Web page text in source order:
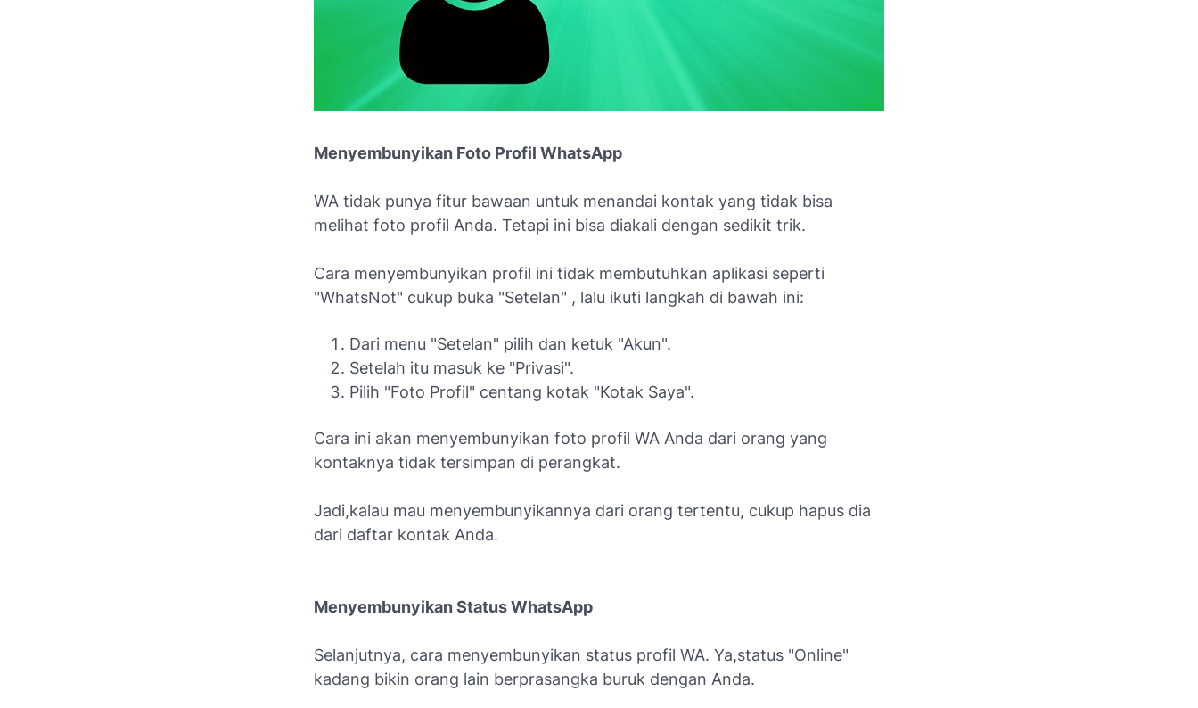
Menyembunyikan Foto Profil WhatsApp
WA tidak punya fitur bawaan untuk menandai kontak yang tidak bisa
melihat foto profil Anda. Tetapi ini bisa diakali dengan sedikit trik.
Cara menyembunyikan profil ini tidak membutuhkan aplikasi seperti
"WhatsNot" cukup buka "Setelan" , lalu ikuti langkah di bawah ini:
Dari menu "Setelan" pilih dan ketuk "Akun".
Setelah itu masuk ke "Privasi".
Pilih "Foto Profil" centang kotak "Kotak Saya".
Cara ini akan menyembunyikan foto profil WA Anda dari orang yang
kontaknya tidak tersimpan di perangkat.
Jadi,kalau mau menyembunyikannya dari orang tertentu, cukup hapus dia
dari daftar kontak Anda.
Menyembunyikan Status WhatsApp
Selanjutnya, cara menyembunyikan status profil WA. Ya,status "Online"
kadang bikin orang lain berprasangka buruk dengan Anda.